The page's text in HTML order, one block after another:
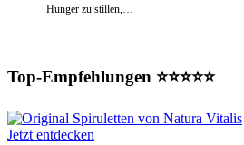
Hunger zu stillen,…
Top-Empfehlungen ⭐⭐⭐⭐⭐
Jetzt entdecken